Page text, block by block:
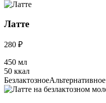
Латте
280 ₽
450 мл
50 ккал
БезлактозноеАльтернативное